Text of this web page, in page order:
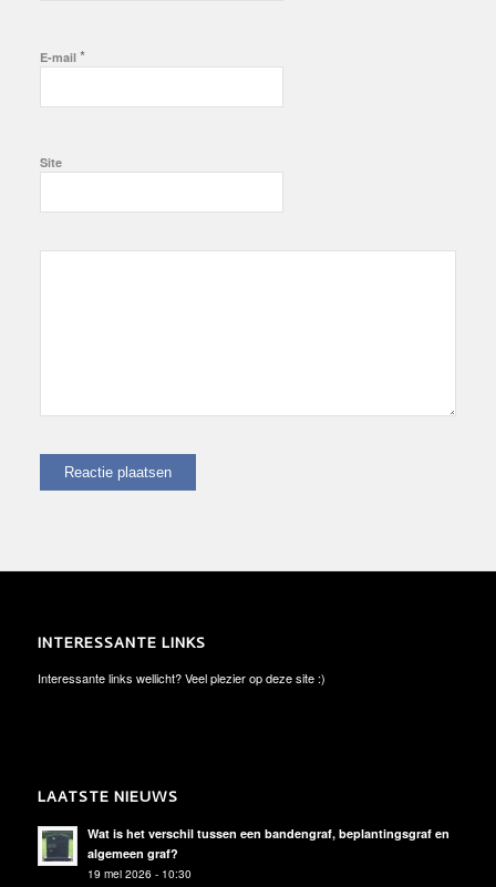
E-mail *
Site
INTERESSANTE LINKS
Interessante links wellicht? Veel plezier op deze site :)
LAATSTE NIEUWS
Wat is het verschil tussen een bandengraf, beplantingsgraf en
algemeen graf?
19 mei 2026 - 10:30